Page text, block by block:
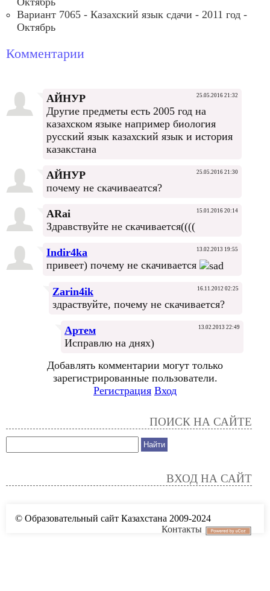
Вариант 7065 - Казахский язык сдачи - 2011 год -
Октябрь
Комментарии
АЙНУР 25.05.2016 21:32
Другие предметы есть 2005 год на
казахском языке например биология
русский язык казахский язык и история
казакстана
АЙНУР 25.05.2016 21:30
почему не скачиваеатся?
ARai 15.01.2016 20:14
Здравствуйте не скачивается((((
Indir4ka 13.02.2013 19:55
привеет) почему не скачивается
Zarin4ik 16.11.2012 02:25
здраствуйте, почему не скачивается?
Артем 13.02.2013 22:49
Исправлю на днях)
Добавлять комментарии могут только
зарегистрированные пользователи.
Регистрация Вход
ПОИСК НА САЙТЕ
ВХОД НА САЙТ
© Образовательный сайт Казахстана 2009-2024
Контакты